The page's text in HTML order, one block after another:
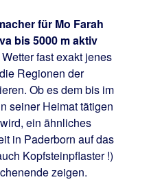
für Mo Farah
bis 5000 m aktiv
fast exakt jenes
Regionen der
Ob es dem bis im
seiner Heimat tätigen
ein ähnliches
in Paderborn auf das
Kopfsteinpflaster !)
zeigen.